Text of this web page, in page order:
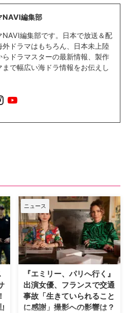
NAVI編集部
NAVI編集部です。日本で放送＆配
外ドラマはもちろん、日本未上陸
らドラマスターの最新情報、製作
まで幅広い海ドラ情報をお伝えし
ニュース
『エミリー、パリへ行く』
出演女優、フランスで交通
事故「生きていられること
に感謝」撮影への影響は？